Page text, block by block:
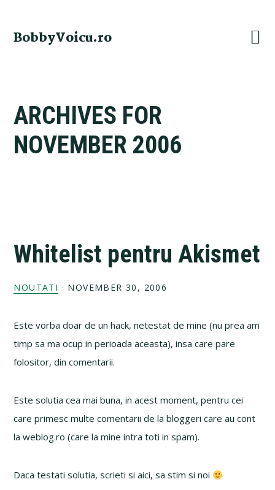
primary
main
primary
footer
BobbyVoicu.ro
ARCHIVES FOR
NOVEMBER 2006
Whitelist pentru Akismet
NOUTATI · NOVEMBER 30, 2006
Este vorba doar de un hack, netestat de mine (nu prea am
timp sa ma ocup in perioada aceasta), insa care pare
folositor, din comentarii.
Este solutia cea mai buna, in acest moment, pentru cei
care primesc multe comentarii de la bloggeri care au cont
la weblog.ro (care la mine intra toti in spam).
Daca testati solutia, scrieti si aici, sa stim si noi